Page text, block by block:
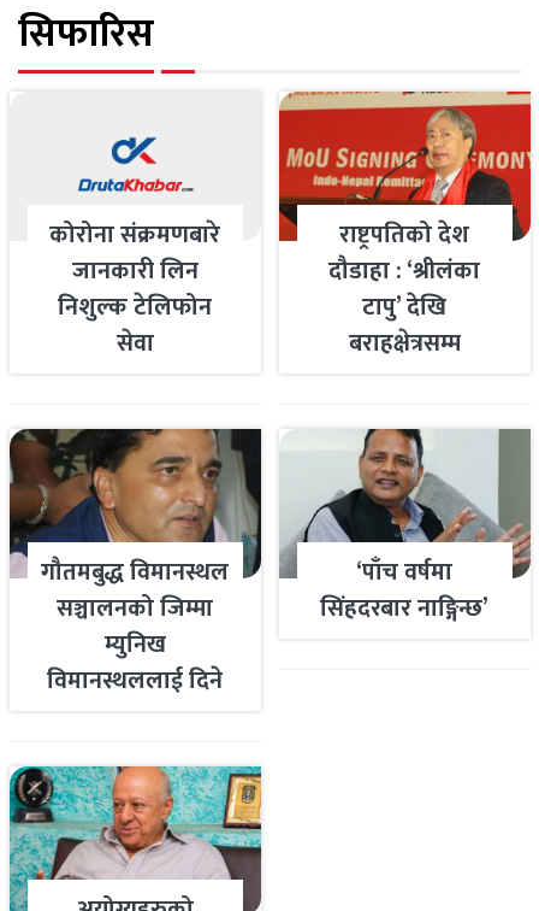
सिफारिस
कोरोना संक्रमणबारे
जानकारी लिन
निशुल्क टेलिफोन
सेवा
राष्ट्रपतिको देश
दौडाहा : ‘श्रीलंका
टापु’ देखि
बराहक्षेत्रसम्म
गौतमबुद्ध विमानस्थल
सञ्चालनको जिम्मा
म्युनिख
विमानस्थललाई दिने
‘पाँच वर्षमा
सिंहदरबार नाङ्गिन्छ’